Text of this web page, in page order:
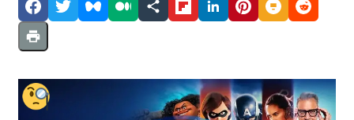
Filmler
Mobil